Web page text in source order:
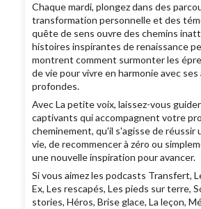
Chaque mardi, plongez dans des
transformation personnelle et des
quête de sens ouvre des chemins
histoires inspirantes de renaissance
montrent comment surmonter les
de vie pour vivre en harmonie avec
profondes.
Avec La petite voix, laissez-vous
captivants qui accompagnent votre
cheminement, qu'il s'agisse de réussir
vie, de recommencer à zéro ou
une nouvelle inspiration pour avancer.
Si vous aimez les podcasts Transfert,
Ex, Les rescapés, Les pieds sur terre,
stories, Héros, Brise glace, La leçon,